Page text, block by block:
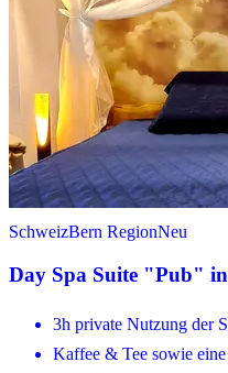
SchweizBern RegionNeu
Day Spa Suite "Pub"
3h private Nutzung der
Kaffee & Tee sowie